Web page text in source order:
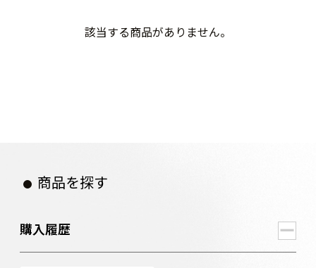
該当する商品がありません。
商品を探す
購入履歴